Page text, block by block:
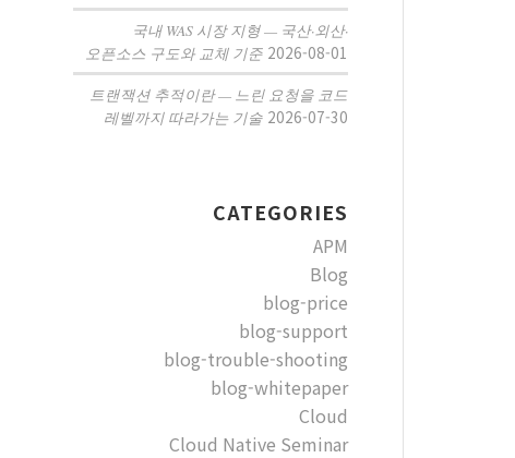
국내 WAS 시장 지형 — 국산·외산·
오픈소스 구도와 교체 기준 2026-08-01
트랜잭션 추적이란 — 느린 요청을 코드
레벨까지 따라가는 기술 2026-07-30
CATEGORIES
APM
Blog
blog-price
blog-support
blog-trouble-shooting
blog-whitepaper
Cloud
Cloud Native Seminar